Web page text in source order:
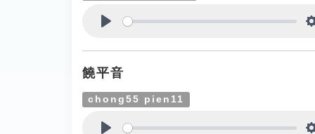
饒平音
chong55 pien11